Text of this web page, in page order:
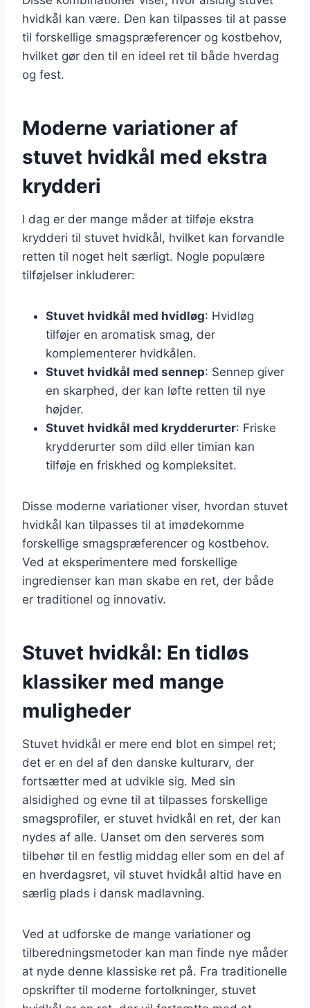
hvidkål kan være. Den kan tilpasses til at passe
til forskellige smagspræferencer og kostbehov,
hvilket gør den til en ideel ret til både hverdag
og fest.
Moderne variationer af
stuvet hvidkål med ekstra
krydderi
I dag er der mange måder at tilføje ekstra
krydderi til stuvet hvidkål, hvilket kan forvandle
retten til noget helt særligt. Nogle populære
tilføjelser inkluderer:
Stuvet hvidkål med hvidløg: Hvidløg
tilføjer en aromatisk smag, der
komplementerer hvidkålen.
Stuvet hvidkål med sennep: Sennep giver
en skarphed, der kan løfte retten til nye
højder.
Stuvet hvidkål med krydderurter: Friske
krydderurter som dild eller timian kan
tilføje en friskhed og kompleksitet.
Disse moderne variationer viser, hvordan stuvet
hvidkål kan tilpasses til at imødekomme
forskellige smagspræferencer og kostbehov.
Ved at eksperimentere med forskellige
ingredienser kan man skabe en ret, der både
er traditionel og innovativ.
Stuvet hvidkål: En tidløs
klassiker med mange
muligheder
Stuvet hvidkål er mere end blot en simpel ret;
det er en del af den danske kulturarv, der
fortsætter med at udvikle sig. Med sin
alsidighed og evne til at tilpasses forskellige
smagsprofiler, er stuvet hvidkål en ret, der kan
nydes af alle. Uanset om den serveres som
tilbehør til en festlig middag eller som en del af
en hverdagsret, vil stuvet hvidkål altid have en
særlig plads i dansk madlavning.
Ved at udforske de mange variationer og
tilberedningsmetoder kan man finde nye måder
at nyde denne klassiske ret på. Fra traditionelle
opskrifter til moderne fortolkninger, stuvet